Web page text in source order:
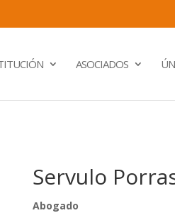
ASOCIADOS
Servulo
Abogado